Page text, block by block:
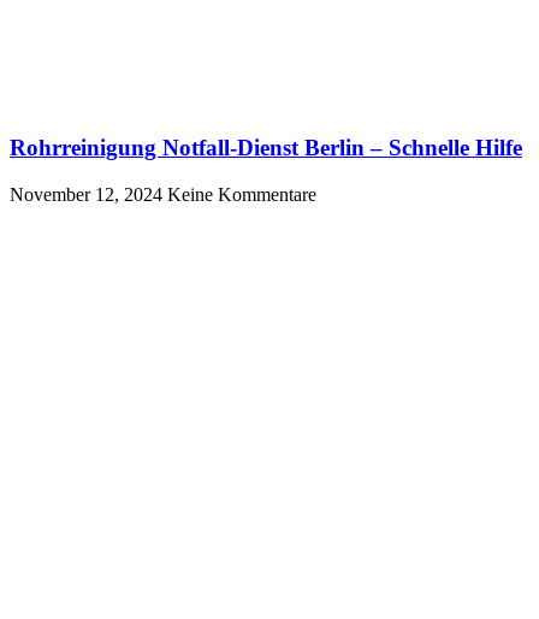
Rohrreinigung Notfall-Dienst Berlin – Schnelle Hilfe
November 12, 2024 Keine Kommentare